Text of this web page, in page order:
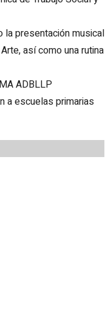
la presentación musical
así como una rutina